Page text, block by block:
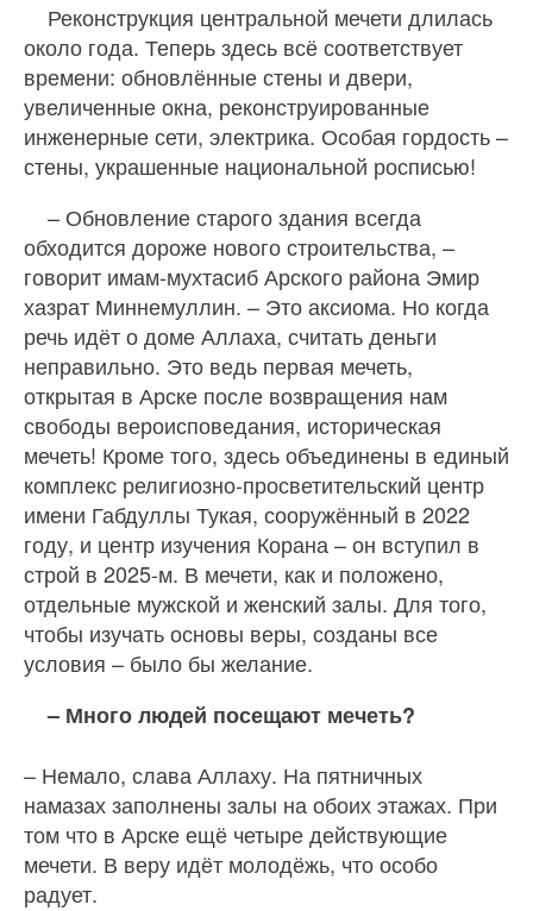
Реконструкция центральной мечети длилась
около года. Теперь здесь всё соответствует
времени: обновлённые стены и двери,
увеличенные окна, реконструированные
инженерные сети, электрика. Особая гордость –
стены, украшенные национальной росписью!
– Обновление старого здания всегда
обходится дороже нового строительства, –
говорит имам-мухтасиб Арского района Эмир
хазрат Миннемуллин. – Это аксиома. Но когда
речь идёт о доме Аллаха, считать деньги
неправильно. Это ведь первая мечеть,
открытая в Арске после возвращения нам
свободы вероисповедания, историческая
мечеть! Кроме того, здесь объединены в единый
комплекс религиозно-просветительский центр
имени Габдуллы Тукая, сооружённый в 2022
году, и центр изучения Корана – он вступил в
строй в 2025-м. В мечети, как и положено,
отдельные мужской и женский залы. Для того,
чтобы изучать основы веры, созданы все
условия – было бы желание.
– Много людей посещают мечеть?
– Немало, слава Аллаху. На пятничных
намазах заполнены залы на обоих этажах. При
том что в Арске ещё четыре действующие
мечети. В веру идёт молодёжь, что особо
радует.